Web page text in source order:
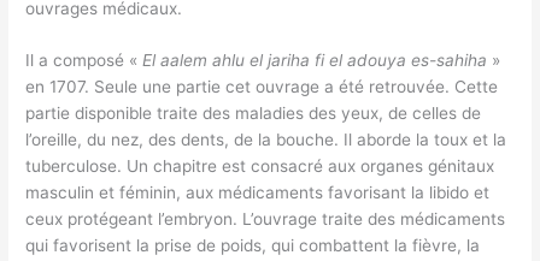
ouvrages médicaux.
Il a composé «El aalem ahlu el jariha fi el adouya es-sahiha »
en 1707. Seule une partie cet ouvrage a été retrouvée. Cette
partie disponible traite des maladies des yeux, de celles de
l’oreille, du nez, des dents, de la bouche. Il aborde la toux et la
tuberculose. Un chapitre est consacré aux organes génitaux
masculin et féminin, aux médicaments favorisant la libido et
ceux protégeant l’embryon. L’ouvrage traite des médicaments
qui favorisent la prise de poids, qui combattent la fièvre, la